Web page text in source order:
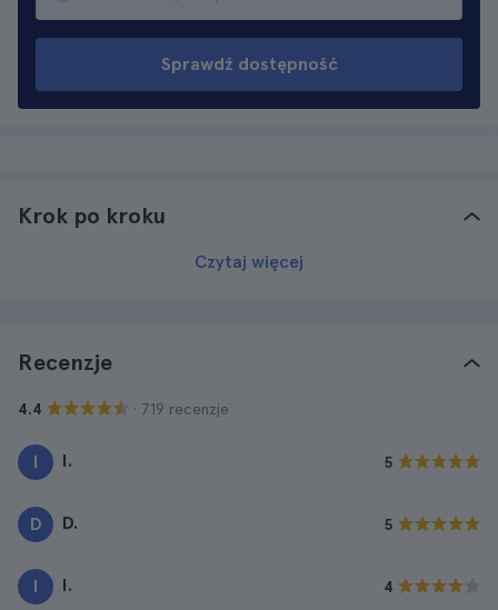
Sprawdź dostępność
Krok po kroku
Czytaj więcej
Recenzje
4.4 · 719 recenzje
I I. 5
D D. 5
I I. 4